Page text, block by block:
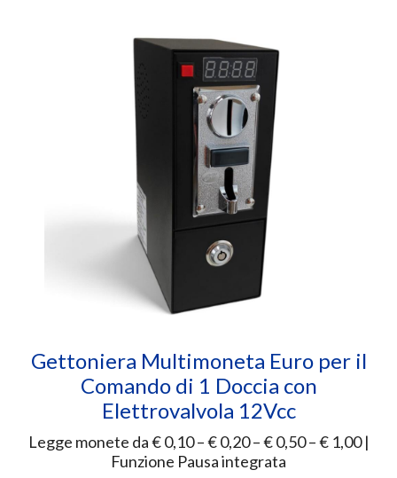
Gettoniera Multimoneta Euro per il
Comando di 1 Doccia con
Elettrovalvola 12Vcc
Legge monete da € 0,10 – € 0,20 – € 0,50 – € 1,00 |
Funzione Pausa integrata